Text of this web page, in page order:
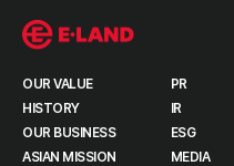
OUR VALUE
HISTORY
OUR BUSINESS
ASIAN MISSION
PR
IR
ESG
MEDIA